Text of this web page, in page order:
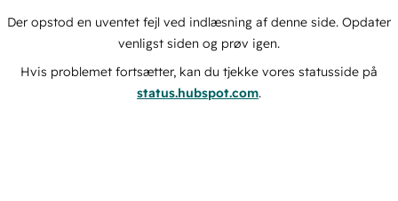
Der opstod en uventet fejl ved indlæsning af denne side. Opdater
venligst siden og prøv igen.
Hvis problemet fortsætter, kan du tjekke vores statusside på
status.hubspot.com.